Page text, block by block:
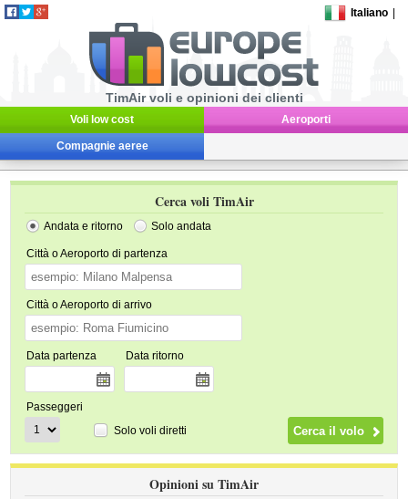
Italiano
TimAir voli e opinioni dei clienti
Voli low cost Aeroporti
Compagnie aeree
Cerca voli TimAir
Andata e ritorno Solo andata
Città o Aeroporto di partenza
Città o Aeroporto di arrivo
Data partenza Data ritorno
Passeggeri
Solo voli diretti
Opinioni su TimAir